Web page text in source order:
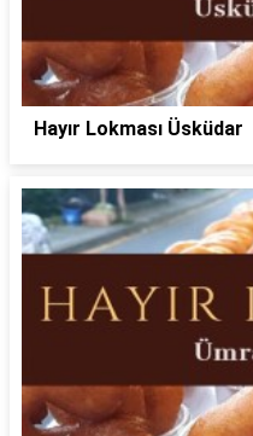
Hayır Lokması Üsküdar